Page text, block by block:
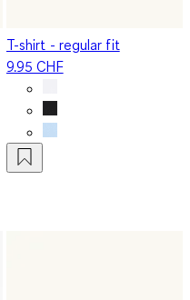
T-shirt - regular fit
9.95 CHF